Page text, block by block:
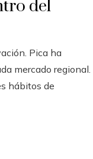
del
Pica ha
mercado regional.
hábitos de